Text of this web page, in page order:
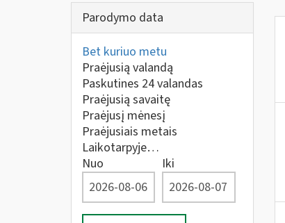
Parodymo data
Bet kuriuo metu
Praėjusią valandą
Paskutines 24 valandas
Praėjusią savaitę
Praėjusį mėnesį
Praėjusiais metais
Laikotarpyje…
Nuo
Iki